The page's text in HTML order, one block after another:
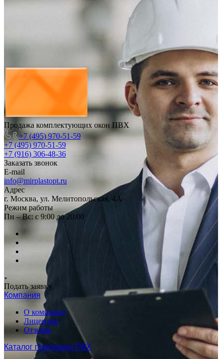
Продажа комплектующих окон ПВХ
+7 (495) 970-51-59
+7 (495) 970-51-59
+7 (916) 306-48-36
Заказать звонок
E-mail
info@mirplastopt.ru
Адрес
г. Москва, ул. Мелитопольская, 4А
Режим работы
Пн – Вс: с 9:00 до 20:00
Подать заявку
Компания
О компании
Лицензии
Отзывы
Каталог продукции ПВХ